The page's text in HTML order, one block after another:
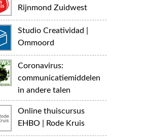
Rijnmond Zuidwest
Studio Creatividad |
Ommoord
Coronavirus:
communicatiemiddelen
in andere talen
Online thuiscursus
EHBO | Rode Kruis